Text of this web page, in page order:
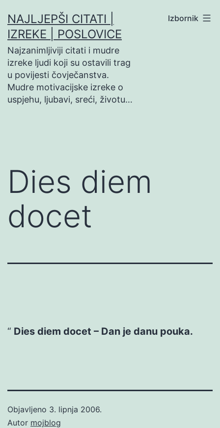
na
sadržaj
NAJLJEPŠI CITATI |
IZREKE | POSLOVICE
Najzanimljiviji citati i mudre
izreke ljudi koji su ostavili trag
u povijesti čovječanstva.
Mudre motivacijske izreke o
uspjehu, ljubavi, sreći, životu…
Izbornik
Dies diem
docet
Dies diem docet – Dan je danu pouka.
Objavljeno 3. lipnja 2006.
Autor mojblog